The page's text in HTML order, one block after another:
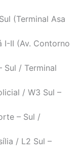
(Terminal Asa
I-II (Av. Contorno
Sul / Terminal
/ W3 Sul –
– Sul /
/ L2 Sul –